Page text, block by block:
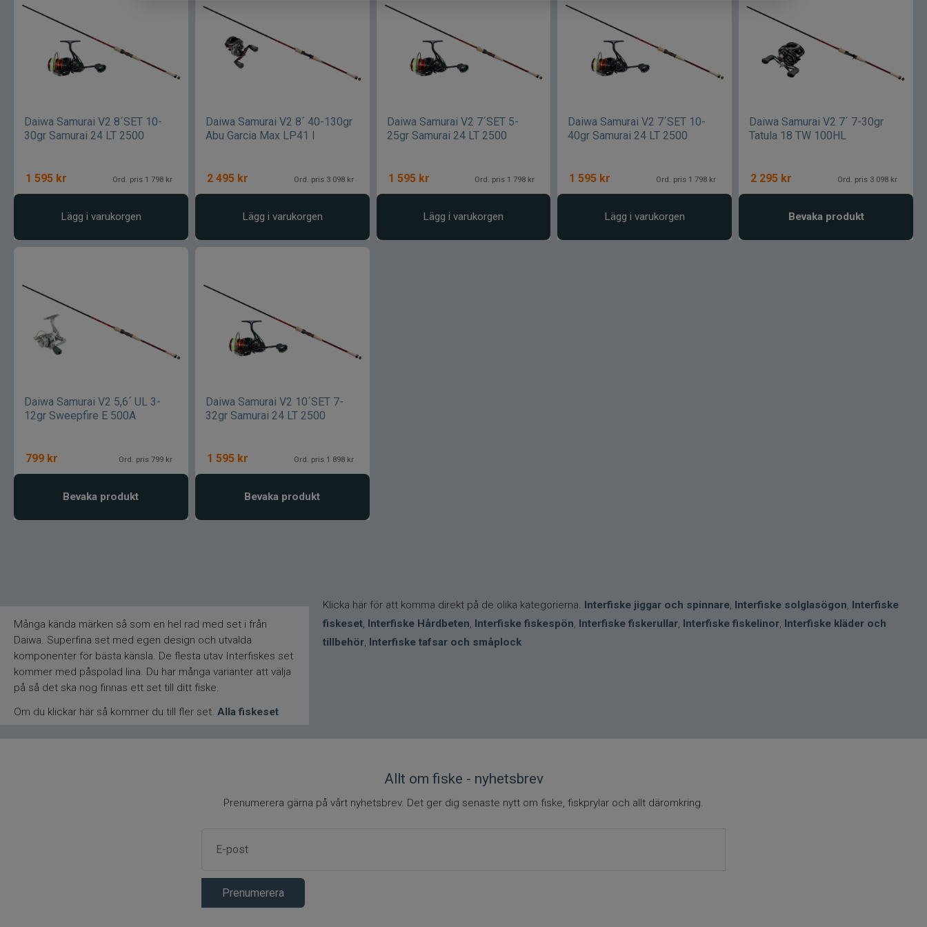
Daiwa Samurai V2 8´SET 10-
30gr Samurai 24 LT 2500
1 595 kr Ord. pris 1 798 kr
Lägg i varukorgen
Daiwa Samurai V2 8´ 40-130gr
Abu Garcia Max LP41 l
2 495 kr Ord. pris 3 098 kr
Lägg i varukorgen
Daiwa Samurai V2 7´SET 5-
25gr Samurai 24 LT 2500
1 595 kr Ord. pris 1 798 kr
Lägg i varukorgen
Daiwa Samurai V2 7´SET 10-
40gr Samurai 24 LT 2500
1 595 kr Ord. pris 1 798 kr
Lägg i varukorgen
Daiwa Samurai V2 7´ 7-30gr
Tatula 18 TW 100HL
2 295 kr Ord. pris 3 098 kr
Bevaka produkt
Daiwa Samurai V2 5,6´ UL 3-
12gr Sweepfire E 500A
799 kr Ord. pris 799 kr
Bevaka produkt
Daiwa Samurai V2 10´SET 7-
32gr Samurai 24 LT 2500
1 595 kr Ord. pris 1 898 kr
Bevaka produkt
Många kända märken så som en hel rad med set i från
Daiwa. Superfina set med egen design och utvalda
komponenter för bästa känsla. De flesta utav Interfiskes set
kommer med påspolad lina. Du har många varianter att välja
på så det ska nog finnas ett set till ditt fiske.
Om du klickar här så kommer du till fler set. Alla fiskeset
Klicka här för att komma direkt på de olika kategorierna. Interfiske jiggar och spinnare, Interfiske solglasögon, Interfiske
fiskeset, Interfiske Hårdbeten, Interfiske fiskespön, Interfiske fiskerullar, Interfiske fiskelinor, Interfiske kläder och
tillbehör, Interfiske tafsar och småplock
Allt om fiske - nyhetsbrev
Prenumerera gärna på vårt nyhetsbrev. Det ger dig senaste nytt om fiske, fiskprylar och allt däromkring.
Prenumerera